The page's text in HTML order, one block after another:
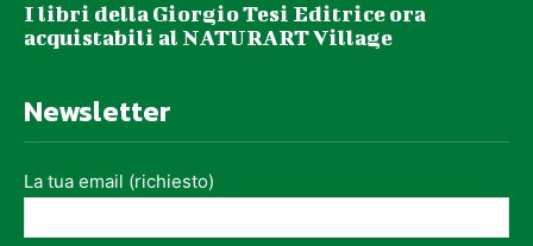
I libri della Giorgio Tesi Editrice ora
acquistabili al NATURART Village
Newsletter
La tua email (richiesto)